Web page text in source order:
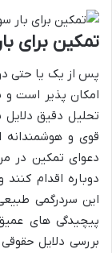
تمکین برای
پس از یک یا حتی
امکان پذیر است
تحلیل دقیق
قوی و
دعوای تمکین در
دوباره اقدام
این سردرگمی
پیچیدگی های
بررسی دلایل